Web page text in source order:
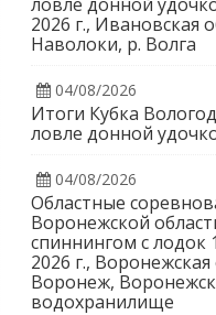
2026 г., Ивановская
Наволоки, р. Волга
04/08/2026
Итоги Кубка
ловле донной
04/08/2026
Областные
Воронежской
спиннингом с лодок
2026 г., Воронежская
Воронеж,
водохранилище